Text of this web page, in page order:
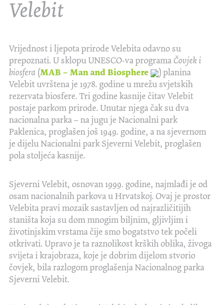
Velebit
Vrijednost i ljepota prirode Velebita odavno su
prepoznati. U sklopu UNESCO-va programaČovjek i
biosfera (MAB – Man and Biosphere
) planina
Velebit uvrštena je 1978. godine u mrežu svjetskih
rezervata biosfere. Tri godine kasnije čitav Velebit
postaje parkom prirode. Unutar njega čak su dva
nacionalna parka – na jugu je Nacionalni park
Paklenica, proglašen još 1949. godine, a na sjevernom
je dijelu Nacionalni park Sjeverni Velebit, proglašen
pola stoljeća kasnije.
Sjeverni Velebit, osnovan 1999. godine, najmlađi je od
osam nacionalnih parkova u Hrvatskoj. Ovaj je prostor
Velebita pravi mozaik sastavljen od najrazličitijih
staništa koja su dom mnogim biljnim, gljivljim i
životinjskim vrstama čije smo bogatstvo tek počeli
otkrivati. Upravo je ta raznolikost krških oblika, živoga
svijeta i krajobraza, koje je dobrim dijelom stvorio
čovjek, bila razlogom proglašenja Nacionalnog parka
Sjeverni Velebit.